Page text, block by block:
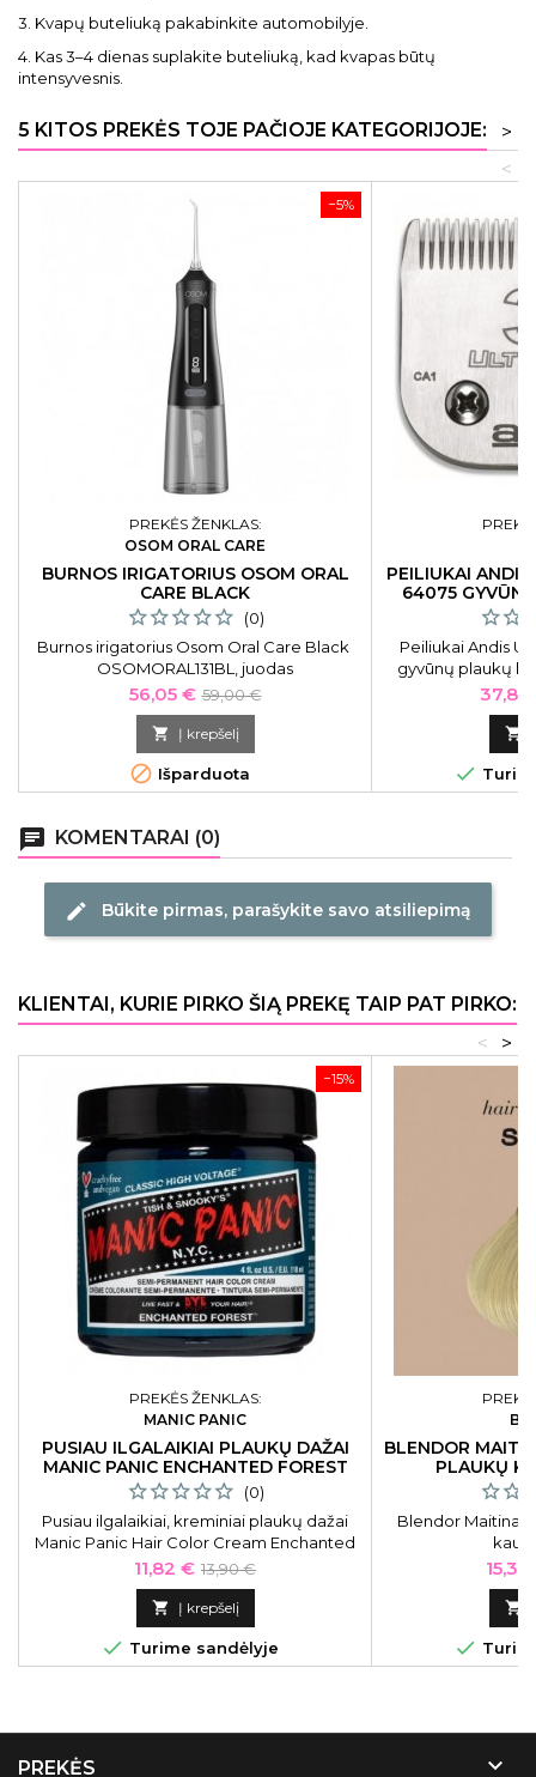
3. Kvapų buteliuką pakabinkite automobilyje.
4. Kas 3–4 dienas suplakite buteliuką, kad kvapas būtų
intensyvesnis.
5 KITOS PREKĖS TOJE PAČIOJE KATEGORIJOJE:
>
<
−5%
PREKĖS ŽENKLAS:
OSOM ORAL CARE
BURNOS IRIGATORIUS OSOM ORAL
CARE BLACK
(0)
Burnos irigatorius Osom Oral Care Black
OSOMORAL131BL, juodas
Kaina
56,05 € Bazinė
kaina
59,00 €
 Į krepšelį
 Išparduota
PEILIUKAI
64075
Peiliukai Andis
gyvūnų plaukų
AGC, AGP, AGRC,
SMC,
Kaina


chat KOMENTARAI (0)
edit Būkite pirmas, parašykite savo atsiliepimą
KLIENTAI, KURIE PIRKO ŠIĄ PREKĘ TAIP PAT PIRKO:
>
<
−15%
PREKĖS ŽENKLAS:
MANIC PANIC
PUSIAU ILGALAIKIAI PLAUKŲ DAŽAI
MANIC PANIC ENCHANTED FOREST
118 ML
(0)
Pusiau ilgalaikiai, kreminiai plaukų dažai
Manic Panic Hair Color Cream Enchanted
Forest MEU11009, 118 ml
Kaina
11,82 € Bazinė
kaina
13,90 €
 Į krepšelį
 Turime sandėlyje
BLENDOR
PLAUKŲ
Blendor
Kaina


PREKĖS 